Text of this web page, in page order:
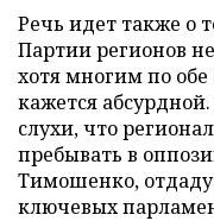
Речь идет также о
Партии регионов
хотя многим по
кажется
слухи, что
пребывать в
Тимошенко,
ключевых